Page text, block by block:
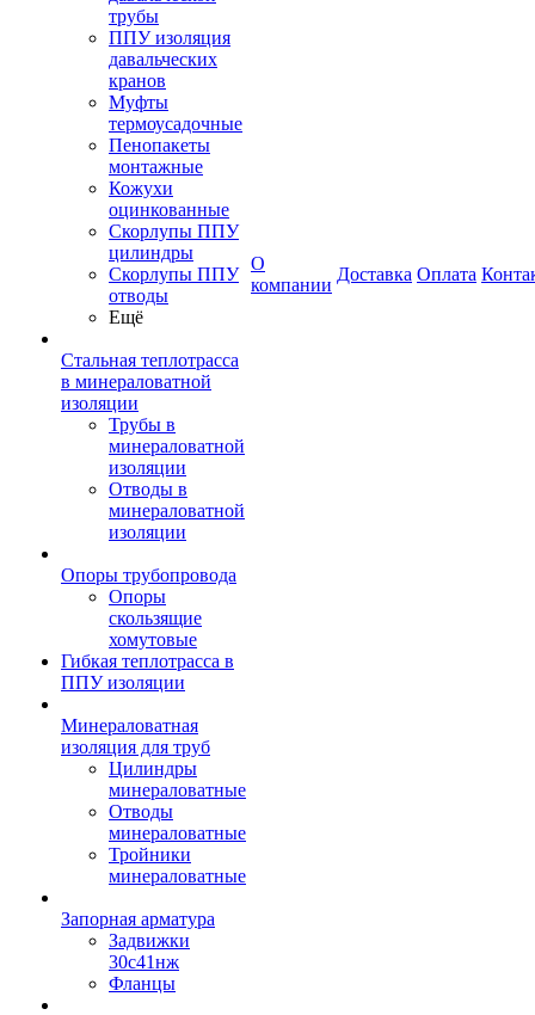
трубы
ППУ изоляция
давальческих
кранов
Муфты
термоусадочные
Пенопакеты
монтажные
Кожухи
оцинкованные
Скорлупы ППУ
цилиндры
Скорлупы ППУ
отводы
Ещё
Стальная теплотрасса
в минераловатной
изоляции
Трубы в
минераловатной
изоляции
Отводы в
минераловатной
изоляции
Опоры трубопровода
Опоры
скользящие
хомутовые
Гибкая теплотрасса в
ППУ изоляции
Минераловатная
изоляция для труб
Цилиндры
минераловатные
Отводы
минераловатные
Тройники
минераловатные
Запорная арматура
Задвижки
30с41нж
Фланцы
О
компании
Доставка Оплата